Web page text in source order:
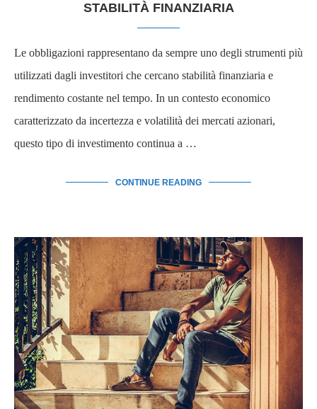
STABILITÀ FINANZIARIA
Le obbligazioni rappresentano da sempre uno degli strumenti più
utilizzati dagli investitori che cercano stabilità finanziaria e
rendimento costante nel tempo. In un contesto economico
caratterizzato da incertezza e volatilità dei mercati azionari,
questo tipo di investimento continua a …
CONTINUE READING